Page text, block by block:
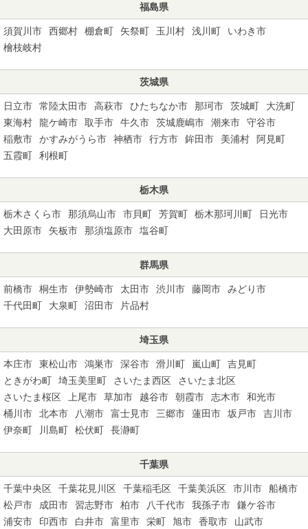
福島県
須賀川市 西郷村 棚倉町 矢祭町 玉川村 浅川町
いわき市
檜枝岐村
茨城県
日立市 常陸太田市 高萩市 ひたちなか市 那珂市 茨城町
大洗町
東海村
龍ケ崎市 取手市 牛久市 茨城鹿嶋市 潮来市
守谷市
稲敷市
かすみがうら市 神栖市 行方市 鉾田市 美浦村
阿見町
五霞町
利根町
栃木県
栃木さくら市 那須烏山市 市貝町 芳賀町 栃木那珂川町
日光市
大田原市
矢板市 那須塩原市 塩谷町
群馬県
前橋市 桐生市 伊勢崎市 太田市 渋川市 藤岡市
みどり市
千代田町
大泉町 沼田市 片品村
埼玉県
本庄市 東松山市 鴻巣市 深谷市 滑川町 嵐山町
吉見町
ときがわ町
埼玉美里町 さいたま西区
さいたま北区
さいたま桜区
上尾市 草加市 越谷市 朝霞市 志木市
和光市
桶川市
北本市 八潮市 富士見市 三郷市 蓮田市 坂戸市
吉川市
伊奈町
川島町 松伏町 長瀞町
千葉県
千葉中央区 千葉花見川区 千葉稲毛区 千葉美浜区 市川市
船橋市
松戸市
成田市 習志野市 柏市 八千代市 我孫子市
鎌ケ谷市
浦安市
印西市 白井市 富里市 栄町 旭市 香取市 山武市